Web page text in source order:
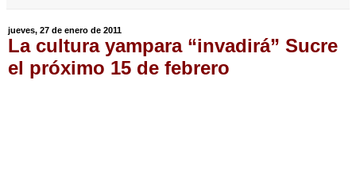
jueves, 27 de enero de 2011
La cultura yampara “invadirá” Sucre
el próximo 15 de febrero